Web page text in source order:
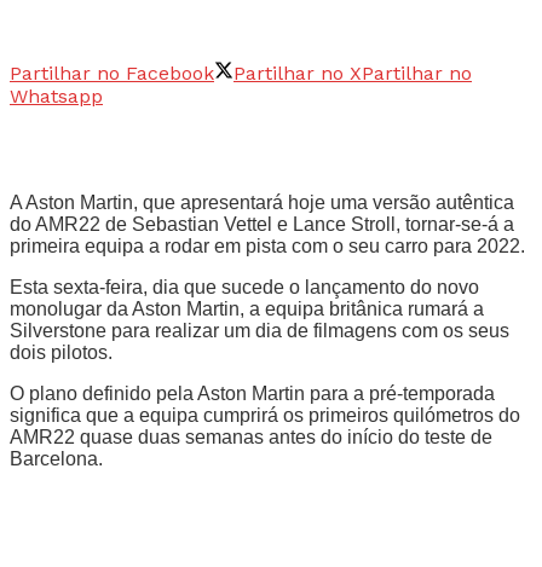
Partilhar no Facebook Partilhar no XPartilhar no
Whatsapp
A Aston Martin, que apresentará hoje uma versão autêntica
do AMR22 de Sebastian Vettel e Lance Stroll, tornar-se-á a
primeira equipa a rodar em pista com o seu carro para 2022.
Esta sexta-feira, dia que sucede o lançamento do novo
monolugar da Aston Martin, a equipa britânica rumará a
Silverstone para realizar um dia de filmagens com os seus
dois pilotos.
O plano definido pela Aston Martin para a pré-temporada
significa que a equipa cumprirá os primeiros quilómetros do
AMR22 quase duas semanas antes do início do teste de
Barcelona.